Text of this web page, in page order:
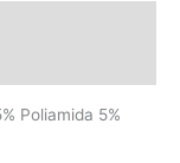
Poliamida 5%